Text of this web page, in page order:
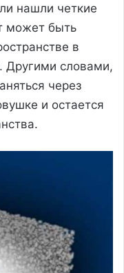
нашли четкие
может быть
в
Другими словами,
через
и остается